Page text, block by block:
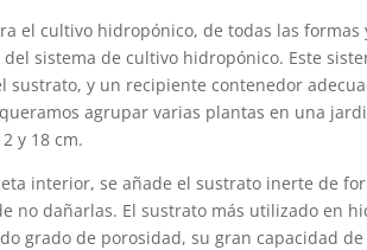
el cultivo hidropónico, de todas las
sistema de cultivo hidropónico. Este
y un recipiente contenedor
agrupar varias plantas en una
y 18 cm.
interior, se añade el sustrato inerte de
no dañarlas. El sustrato más utilizado en
grado de porosidad, su gran capacidad